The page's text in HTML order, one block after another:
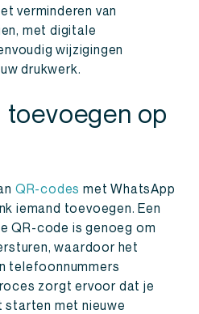
verminderen van
met digitale
wijzigingen
drukwerk.
toevoegen op
QR-codes met WhatsApp
iemand toevoegen. Een
QR-code is genoeg om
waardoor het
telefoonnummers
zorgt ervoor dat je
starten met nieuwe